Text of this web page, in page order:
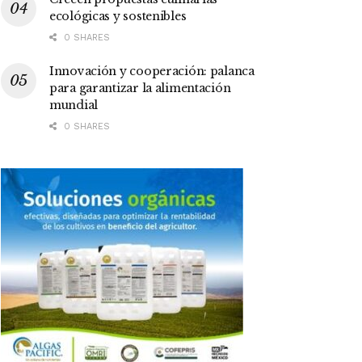
ecológicas y sostenibles
0 SHARES
Innovación y cooperación: palanca
para garantizar la alimentación
mundial
0 SHARES